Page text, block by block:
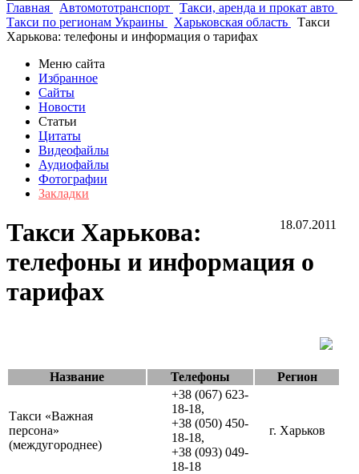
Главная
Автомототранспорт
Такси, аренда и прокат авто
Такси по регионам Украины
Харьковская область
Такси
Харькова: телефоны и информация о тарифах
Меню сайта
Избранное
Сайты
Новости
Статьи
Цитаты
Видеофайлы
Аудиофайлы
Фотографии
Закладки
18.07.2011
Такси Харькова:
телефоны и информация о
тарифах
Название Телефоны Регион
Такси «Важная
персона»
(междугороднее)
+38 (067) 623-
18-18,
+38 (050) 450-
18-18,
+38 (093) 049-
18-18
г. Харьков